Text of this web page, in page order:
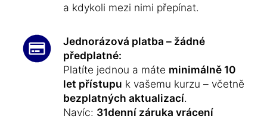
a kdykoli mezi nimi přepínat.
Jednorázová platba – žádné
předplatné:
Platíte jednou a máte minimálně 10
let přístupu k vašemu kurzu – včetně
bezplatných aktualizací.
Navíc: 31denní záruka vrácení